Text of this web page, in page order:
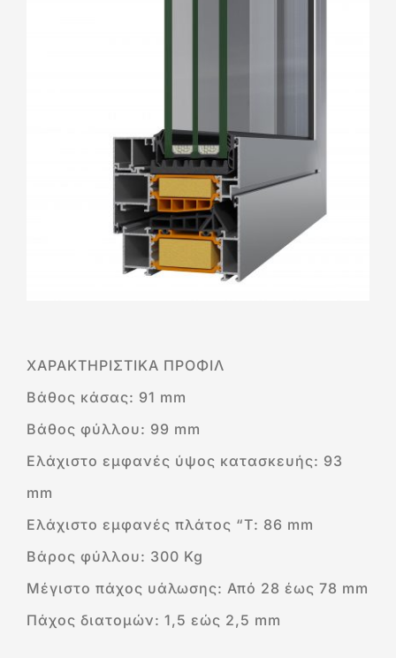
ΧΑΡΑΚTΗΡΙΣΤΙΚΑ ΠΡΟΦΙΛ
Βάθος κάσας: 91 mm
Βάθος φύλλου: 99 mm
Ελάχιστο εμφανές ύψος κατασκευής: 93
mm
Ελάχιστο εμφανές πλάτος “Τ: 86 mm
Βάρος φύλλου: 300 Kg
Μέγιστο πάχος υάλωσης: Από 28 έως 78 mm
Πάχος διατομών: 1,5 εώς 2,5 mm